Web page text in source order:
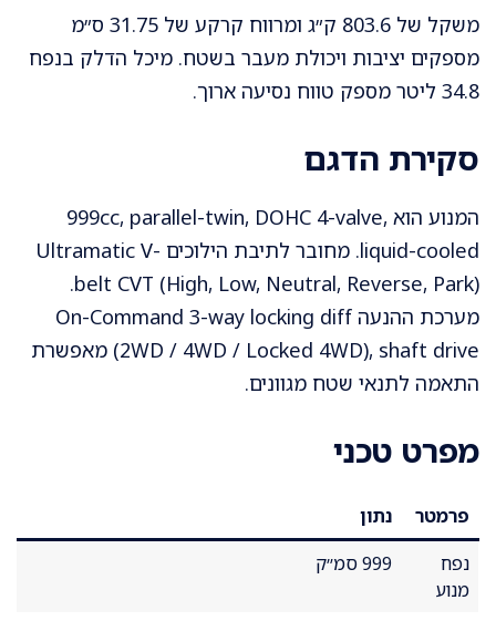
משקל של 803.6 ק״ג ומרווח קרקע של 31.75 ס״מ
מספקים יציבות ויכולת מעבר בשטח. מיכל הדלק בנפח
34.8 ליטר מספק טווח נסיעה ארוך.
סקירת הדגם
המנוע הוא 999cc, parallel-twin, DOHC 4-valve,
liquid-cooled. מחובר לתיבת הילוכים Ultramatic V-
belt CVT (High, Low, Neutral, Reverse, Park).
מערכת ההנעה On-Command 3-way locking diff
(2WD / 4WD / Locked 4WD), shaft drive מאפשרת
התאמה לתנאי שטח מגוונים.
מפרט טכני
פרמטר
נתון
נפח
מנוע
999 סמ״ק